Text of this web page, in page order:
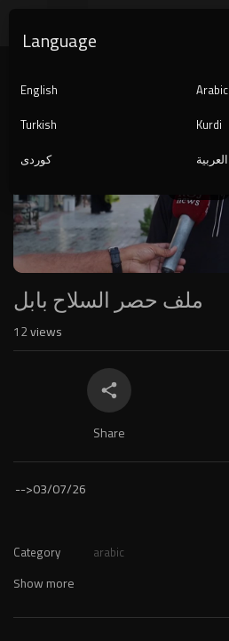
Player
ملف حصر السلاح بابل
12views
Share
-->03/07/26
Category arabic
Show more
Language
English
Arabic
Turkish
Kurdi
کوردی
العربية